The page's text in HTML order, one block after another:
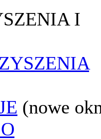
I
(nowe